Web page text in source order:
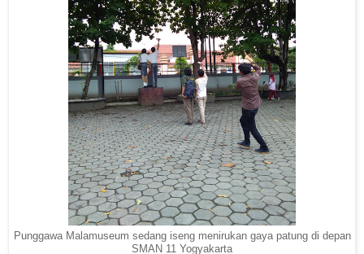
Punggawa Malamuseum sedang iseng menirukan gaya patung di depan
SMAN 11 Yogyakarta